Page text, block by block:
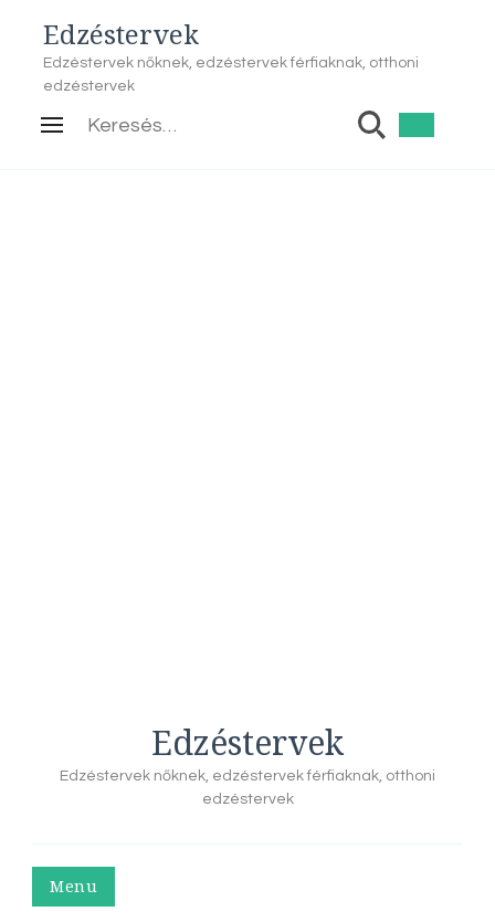
Edzéstervek
Edzéstervek nőknek, edzéstervek férfiaknak, otthoni
edzéstervek
Keresés:
Edzéstervek
Edzéstervek nőknek, edzéstervek férfiaknak, otthoni
edzéstervek
Menu